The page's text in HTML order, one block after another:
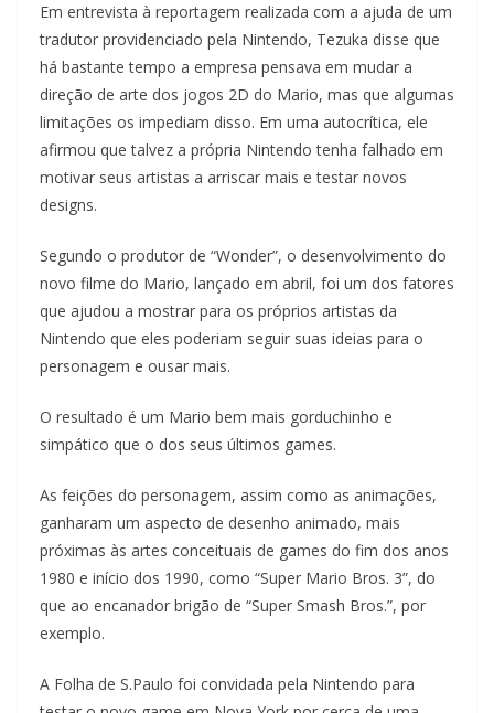
Em entrevista à reportagem realizada com a ajuda de um
tradutor providenciado pela Nintendo, Tezuka disse que
há bastante tempo a empresa pensava em mudar a
direção de arte dos jogos 2D do Mario, mas que algumas
limitações os impediam disso. Em uma autocrítica, ele
afirmou que talvez a própria Nintendo tenha falhado em
motivar seus artistas a arriscar mais e testar novos
designs.
Segundo o produtor de “Wonder”, o desenvolvimento do
novo filme do Mario, lançado em abril, foi um dos fatores
que ajudou a mostrar para os próprios artistas da
Nintendo que eles poderiam seguir suas ideias para o
personagem e ousar mais.
O resultado é um Mario bem mais gorduchinho e
simpático que o dos seus últimos games.
As feições do personagem, assim como as animações,
ganharam um aspecto de desenho animado, mais
próximas às artes conceituais de games do fim dos anos
1980 e início dos 1990, como “Super Mario Bros. 3”, do
que ao encanador brigão de “Super Smash Bros.”, por
exemplo.
A Folha de S.Paulo foi convidada pela Nintendo para